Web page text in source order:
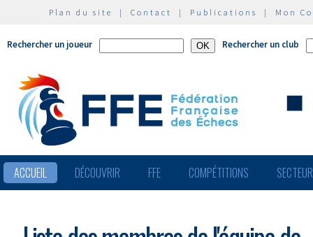
Plan du site | Contact | Publications | Mon
Rechercher un joueur Rechercher un club
ACCUEIL DÉCOUVRIR FFE COMPÉTITIONS